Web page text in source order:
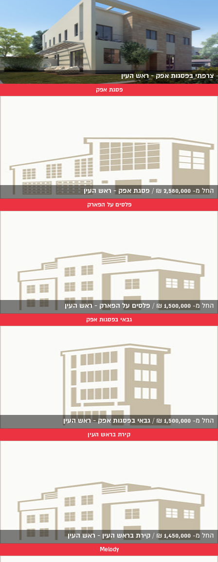
צרפתי בפסגות אפק - ראש העין
פסגת אפק
החל מ- 2,580,000
₪
/ פסגת אפק - ראש העין
פלסים על הפארק
החל מ- 1,500,000
₪
/ פלסים על הפארק - ראש העין
גבאי בפסגות אפק
החל מ- 1,500,000
₪
/ גבאי בפסגות אפק - ראש העין
קירת בראש העין
החל מ- 1,450,000
₪
/ קירת בראש העין - ראש העין
Melody